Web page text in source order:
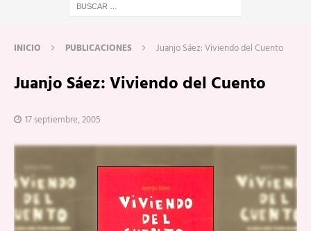
INICIO PUBLICACIONES Juanjo Sáez: Viviendo del Cuento
Juanjo Sáez: Viviendo del Cuento
17 septiembre, 2005